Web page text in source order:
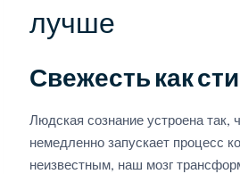
лучше
Свежесть как
Людская сознание устроена так,
немедленно запускает процесс
неизвестным, наш мозг